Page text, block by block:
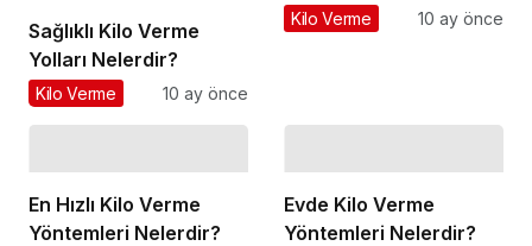
Sağlıklı Kilo Verme
Yolları Nelerdir?
Kilo Verme 10 ay önce
Yöntemleri Nelerdir?
Kilo Verme 10 ay önce
En Hızlı Kilo Verme
Yöntemleri Nelerdir?
Evde Kilo Verme
Yöntemleri Nelerdir?